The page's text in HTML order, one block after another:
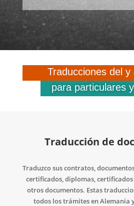
Traducciones del y
para particulares
Traducción de
Traduzco sus contratos,
certificados, diplomas,
otros documentos. Estas
todos los trámites en Alemania